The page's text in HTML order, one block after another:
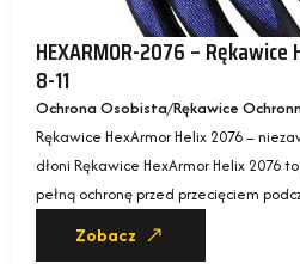
HEXARMOR-2076 –
8-11
Ochrona Osobista Rękawice
Rękawice HexArmor Helix 2076 –
dłoni Rękawice HexArmor Helix 2076
pełną ochronę przed przecięciem
Zobacz